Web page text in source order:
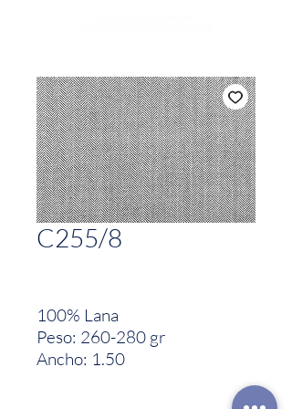
C255/8
100% Lana
Peso: 260-280 gr
Ancho: 1.50